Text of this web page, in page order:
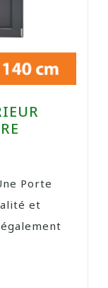
Porte
et